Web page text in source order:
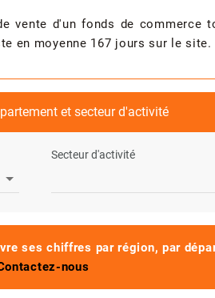
vente d'un fonds de
en moyenne 167 jours sur le site.
et secteur d'activité
Secteur d'activité
ses chiffres par région, par
nous